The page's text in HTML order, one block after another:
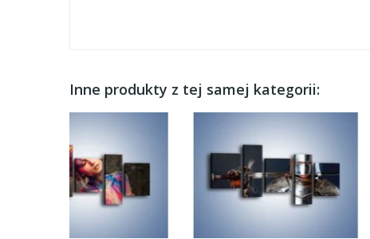
Inne produkty z tej samej kategorii: